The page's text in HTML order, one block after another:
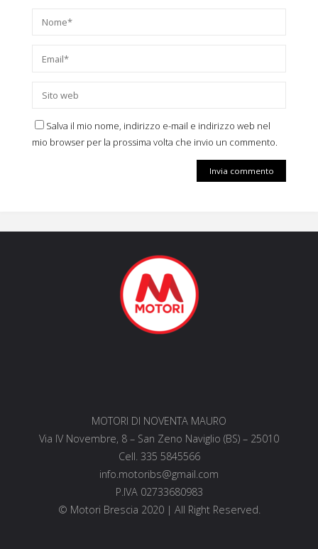
Salva il mio nome, indirizzo e-mail e indirizzo web nel
mio browser per la prossima volta che invio un commento.
MOTORI DI NOVENTA MAURO
Via IV Novembre, 8 – San Zeno Naviglio (BS) – 25010
Cell. 335 5845566
info.motoribs@gmail.com
P.IVA 02733680983
© Motori Brescia 2020 | All Right Reserved.